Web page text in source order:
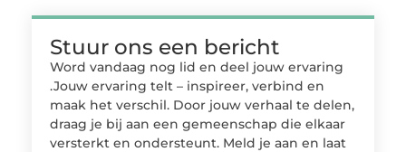
Stuur ons een bericht
Word vandaag nog lid en deel jouw ervaring
.Jouw ervaring telt – inspireer, verbind en
maak het verschil. Door jouw verhaal te delen,
draag je bij aan een gemeenschap die elkaar
versterkt en ondersteunt. Meld je aan en laat